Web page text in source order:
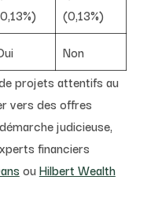
(0,13%)
Non
projets attentifs au
vers des offres
judicieuse,
financiers
ou Hilbert Wealth